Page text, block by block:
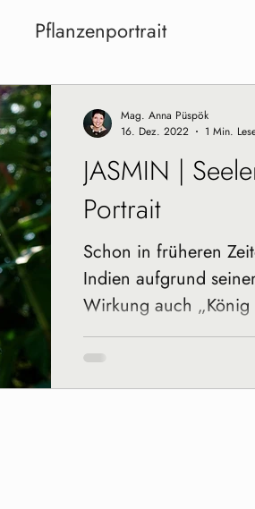
Pflanzenportrait
JASMIN |
Portrait
Schon in früheren
Indien aufgrund
Wirkung auch
Mag. Anna Püspök
16. Dez. 2022
1 Min.